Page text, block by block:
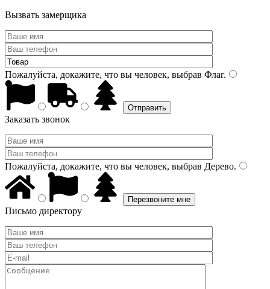
Вызвать замерщика
Пожалуйста, докажите, что вы человек, выбрав Флаг.
Заказать звонок
Пожалуйста, докажите, что вы человек, выбрав Дерево.
Письмо директору